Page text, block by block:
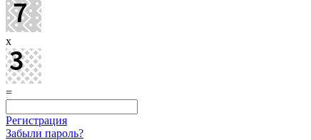
x
=
Регистрация
Забыли пароль?